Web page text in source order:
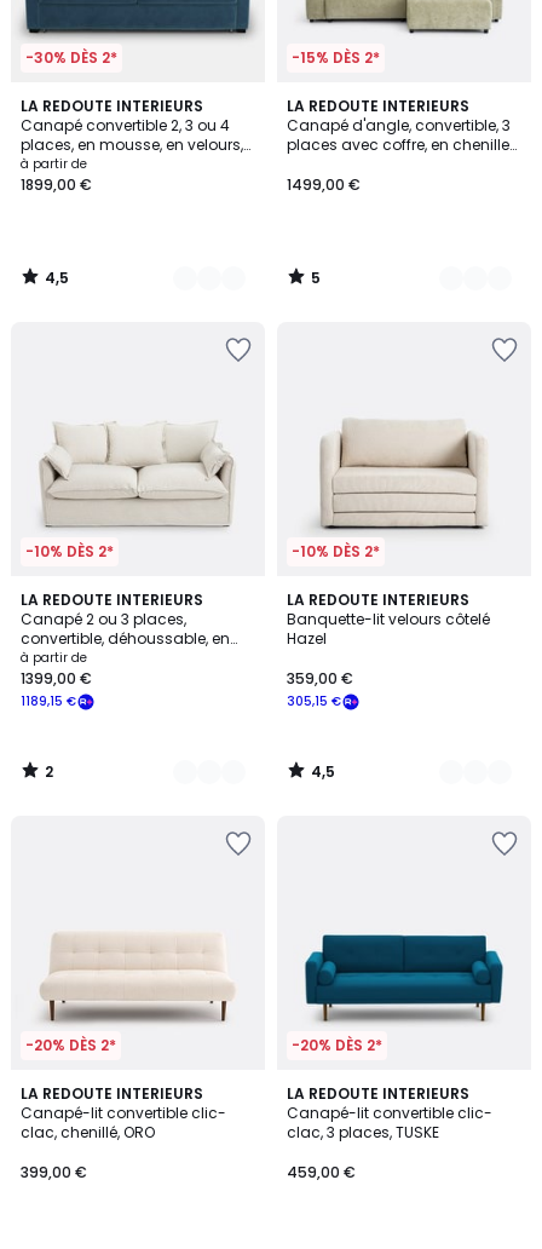
-30% DÈS 2*
LA REDOUTE INTERIEURS
Canapé convertible 2, 3 ou 4
places, en mousse, en velours,
TIMOR
à partir de
1899,00 €
4,5
/ 5
7
Couleurs
4,5
/
-15% DÈS 2*
LA REDOUTE INTERIEURS
Canapé d'angle, convertible, 3
places avec coffre, en chenille
1499,00 €
5
/
5
3
Couleurs
5
/
-10% DÈS 2*
LA REDOUTE INTERIEURS
Canapé 2 ou 3 places,
convertible, déhoussable, en
polyester, ODNA
à partir de
1189,15 €
1399,00 €
2
/
5
3
Couleurs
2
/
-10% DÈS 2*
LA REDOUTE INTERIEURS
Banquette-lit velours côtelé
Hazel
305,15 €
359,00 €
4,5
/ 5
2
Couleurs
4,5
/
-20% DÈS 2*
LA REDOUTE INTERIEURS
Canapé-lit convertible clic-
clac, chenillé, ORO
399,00 €
-20% DÈS 2*
LA REDOUTE INTERIEURS
Canapé-lit convertible clic-
clac, 3 places, TUSKE
459,00 €
4,1
/ 5
3
Couleurs